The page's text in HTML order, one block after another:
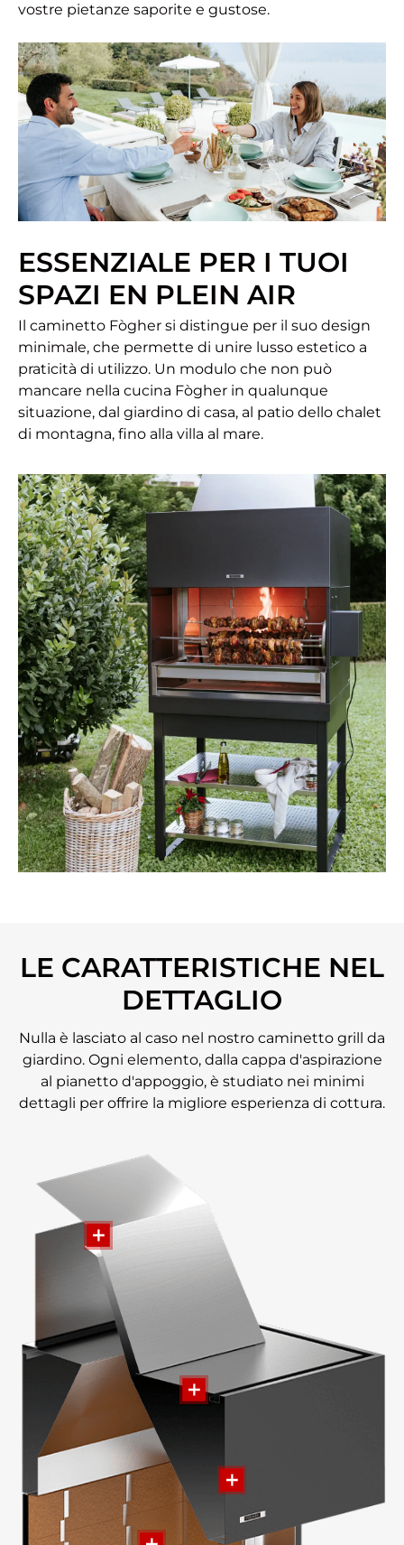
vostre pietanze saporite e gustose.
ESSENZIALE PER I TUOI
SPAZI EN PLEIN AIR
Il caminetto Fògher si distingue per il suo design
minimale, che permette di unire lusso estetico a
praticità di utilizzo. Un modulo che non può
mancare nella cucina Fògher in qualunque
situazione, dal giardino di casa, al patio dello chalet
di montagna, fino alla villa al mare.
LE CARATTERISTICHE NEL
DETTAGLIO
Nulla è lasciato al caso nel nostro caminetto grill da
giardino. Ogni elemento, dalla cappa d'aspirazione
al pianetto d'appoggio, è studiato nei minimi
dettagli per offrire la migliore esperienza di cottura.